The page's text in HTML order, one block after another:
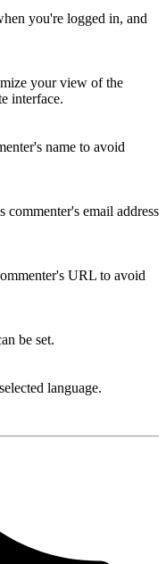
you're logged in, and
your view of the
interface.
name to avoid
commenter's email address
URL to avoid
be set.
language.